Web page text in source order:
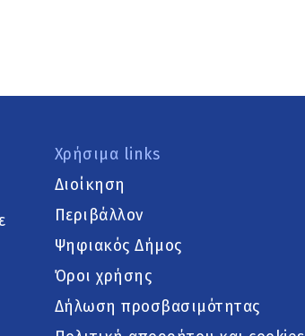
Χρήσιμα links
Διοίκηση
Περιβάλλον
Ψηφιακός Δήμος
Όροι χρήσης
Δήλωση προσβασιμότητας